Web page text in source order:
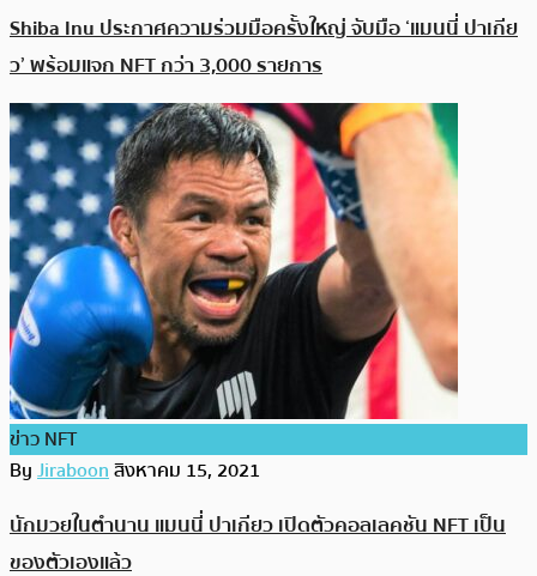
Shiba Inu ประกาศความร่วมมือครั้งใหญ่ จับมือ ‘แมนนี่ ปาเกีย
ว’ พร้อมแจก NFT กว่า 3,000 รายการ
ข่าว NFT
ByJiraboonสิงหาคม 15, 2021
นักมวยในตำนาน แมนนี่ ปาเกียว เปิดตัวคอลเลคชัน NFT เป็น
ของตัวเองแล้ว